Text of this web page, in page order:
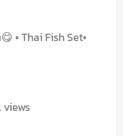
• Thai Fish Set•